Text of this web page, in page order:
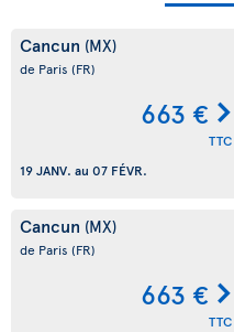
Cancun (MX)
de Paris (FR)
663 €
TTC
19 JANV. au 07 FÉVR.
Cancun (MX)
de Paris (FR)
663 €
TTC